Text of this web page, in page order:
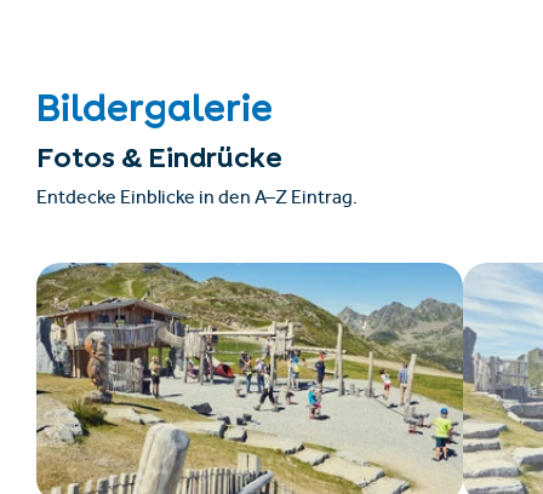
Bildergalerie
Fotos & Eindrücke
Entdecke Einblicke in den A–Z Eintrag.